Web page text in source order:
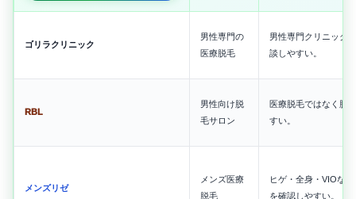
ゴリラクリニック
男性専門の
医療脱毛
男性専門クリニック
談しやすい。
RBL
男性向け脱
毛サロン
医療脱毛ではなく脱
すい。
メンズリゼ
メンズ医療
脱毛
ヒゲ・全身・VIOな
を確認しやすい。